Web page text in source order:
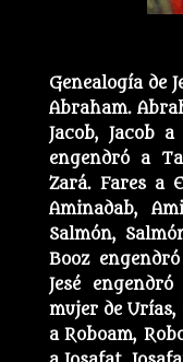
Genealogía de
Abraham.
Jacob, Jacob
engendró a
Zará. Fares a
Aminadab,
Salmón,
Booz
Jesé
mujer de Urías,
a Roboam,